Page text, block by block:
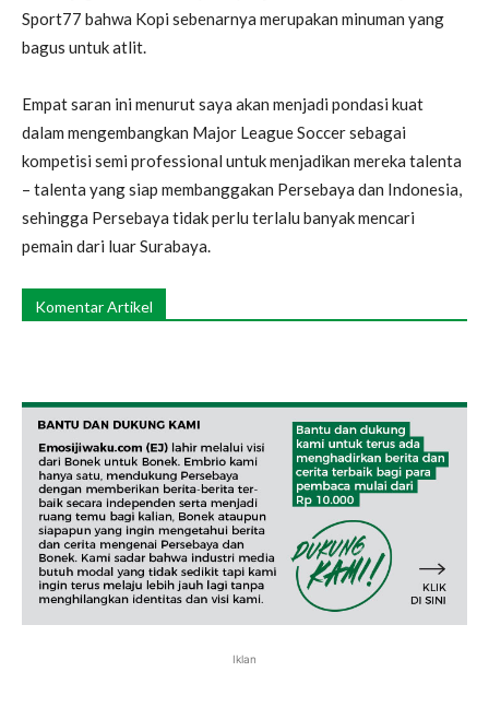
Sport77 bahwa Kopi sebenarnya merupakan minuman yang
bagus untuk atlit.
Empat saran ini menurut saya akan menjadi pondasi kuat
dalam mengembangkan Major League Soccer sebagai
kompetisi semi professional untuk menjadikan mereka talenta
– talenta yang siap membanggakan Persebaya dan Indonesia,
sehingga Persebaya tidak perlu terlalu banyak mencari
pemain dari luar Surabaya.
Komentar Artikel
Iklan